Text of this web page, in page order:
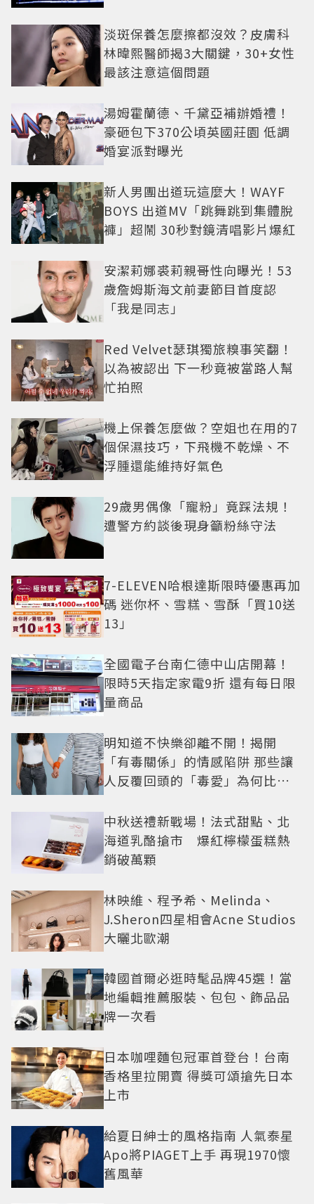
淡斑保養怎麼擦都沒效？皮膚科
林暐熙醫師揭3大關鍵，30+女性
最該注意這個問題
湯姆霍蘭德、千黛亞補辦婚禮！
豪砸包下370公頃英國莊園 低調
婚宴派對曝光
新人男團出道玩這麼大！WAYF
BOYS 出道MV「跳舞跳到集體脫
褲」超鬧 30秒對鏡清唱影片爆紅
安潔莉娜裘莉親哥性向曝光！53
歲詹姆斯海文前妻節目首度認
「我是同志」
Red Velvet瑟琪獨旅糗事笑翻！
以為被認出 下一秒竟被當路人幫
忙拍照
機上保養怎麼做？空姐也在用的7
個保濕技巧，下飛機不乾燥、不
浮腫還能維持好氣色
29歲男偶像「寵粉」竟踩法規！
遭警方約談後現身籲粉絲守法
7-ELEVEN哈根達斯限時優惠再加
碼 迷你杯、雪糕、雪酥「買10送
13」
全國電子台南仁德中山店開幕！
限時5天指定家電9折 還有每日限
量商品
明知道不快樂卻離不開！揭開
「有毒關係」的情感陷阱 那些讓
人反覆回頭的「毒愛」為何比菸
中秋送禮新戰場！法式甜點、北
海道乳酪搶市 爆紅檸檬蛋糕熱
銷破萬顆
林映維、程予希、Melinda、
J.Sheron四星相會Acne Studios
大曬北歐潮
韓國首爾必逛時髦品牌45選！當
地編輯推薦服裝、包包、飾品品
牌一次看
日本咖哩麵包冠軍首登台！台南
香格里拉開賣 得獎可頌搶先日本
上市
給夏日紳士的風格指南 人氣泰星
Apo將PIAGET上手 再現1970懷
舊風華